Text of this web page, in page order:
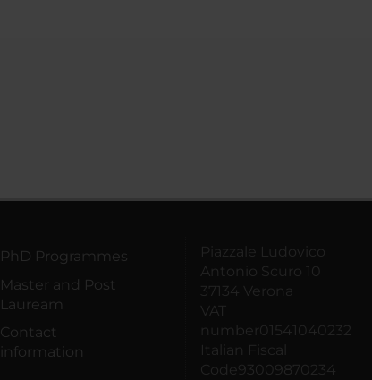
PhD Programmes
Master and Post
Lauream
Contact
information
Piazzale Ludovico
Antonio Scuro 10
37134 Verona
VAT
number01541040232
Italian Fiscal
Code93009870234